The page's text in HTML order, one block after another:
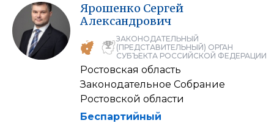
Ярошенко Сергей
Александрович
ЗАКОНОДАТЕЛЬНЫЙ
(ПРЕДСТАВИТЕЛЬНЫЙ) ОРГАН
СУБЪЕКТА РОССИЙСКОЙ ФЕДЕРАЦИИ
Ростовская область
Законодательное Собрание
Ростовской области
Беспартийный